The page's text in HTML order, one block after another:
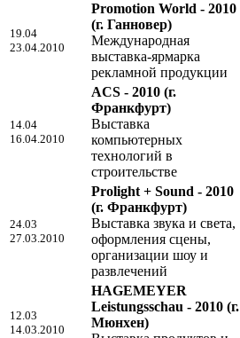
19.04
23.04.2010
Promotion World - 2010
(г. Ганновер)
Международная
выставка-ярмарка
рекламной продукции
14.04
16.04.2010
ACS - 2010 (г.
Франкфурт)
Выставка
компьютерных
технологий в
строительстве
24.03
27.03.2010
Prolight + Sound - 2010
(г. Франкфурт)
Выставка звука и света,
оформления сцены,
организации шоу и
развлечений
12.03
14.03.2010
HAGEMEYER
Leistungsschau - 2010 (г.
Мюнхен)